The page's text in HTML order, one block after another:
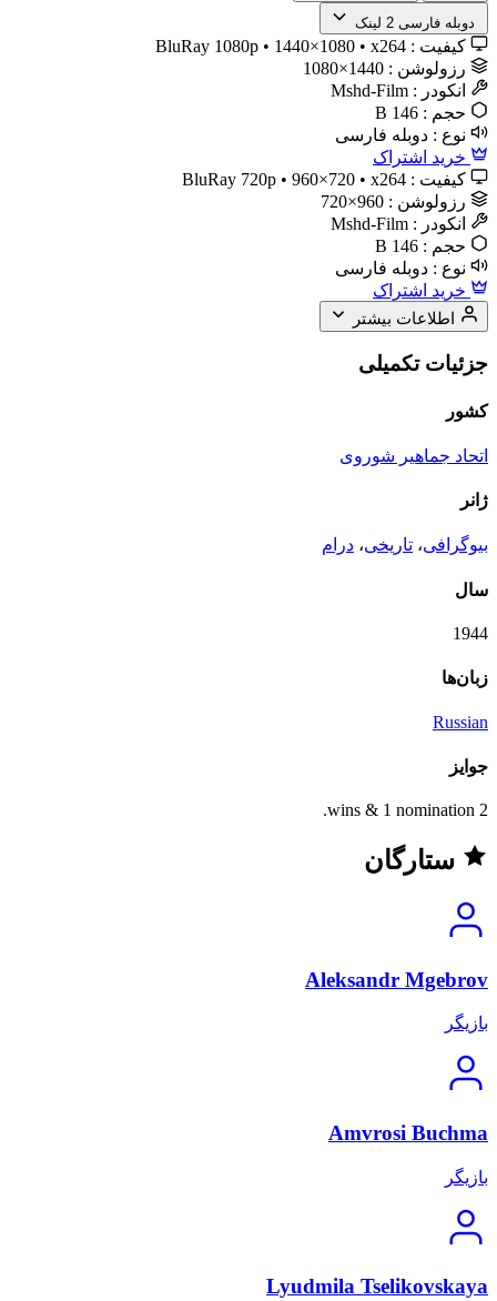
️ دوبله فارسی 2 لینک
کیفیت : BluRay 1080p • 1440×1080 • x264
رزولوشن : 1440×1080
انکودر : Mshd-Film
حجم : 146 B
نوع : دوبله فارسی
خرید اشتراک
کیفیت : BluRay 720p • 960×720 • x264
رزولوشن : 960×720
انکودر : Mshd-Film
حجم : 146 B
نوع : دوبله فارسی
خرید اشتراک
اطلاعات بیشتر
جزئیات تکمیلی
کشور
اتحاد جماهیر شوروی
ژانر
بیوگرافی، تاریخی، درام
سال
1944
زبان‌ها
Russian
جوایز
2 wins & 1 nomination.
ستارگان
Aleksandr Mgebrov
بازیگر
Amvrosi Buchma
بازیگر
Lyudmila Tselikovskaya